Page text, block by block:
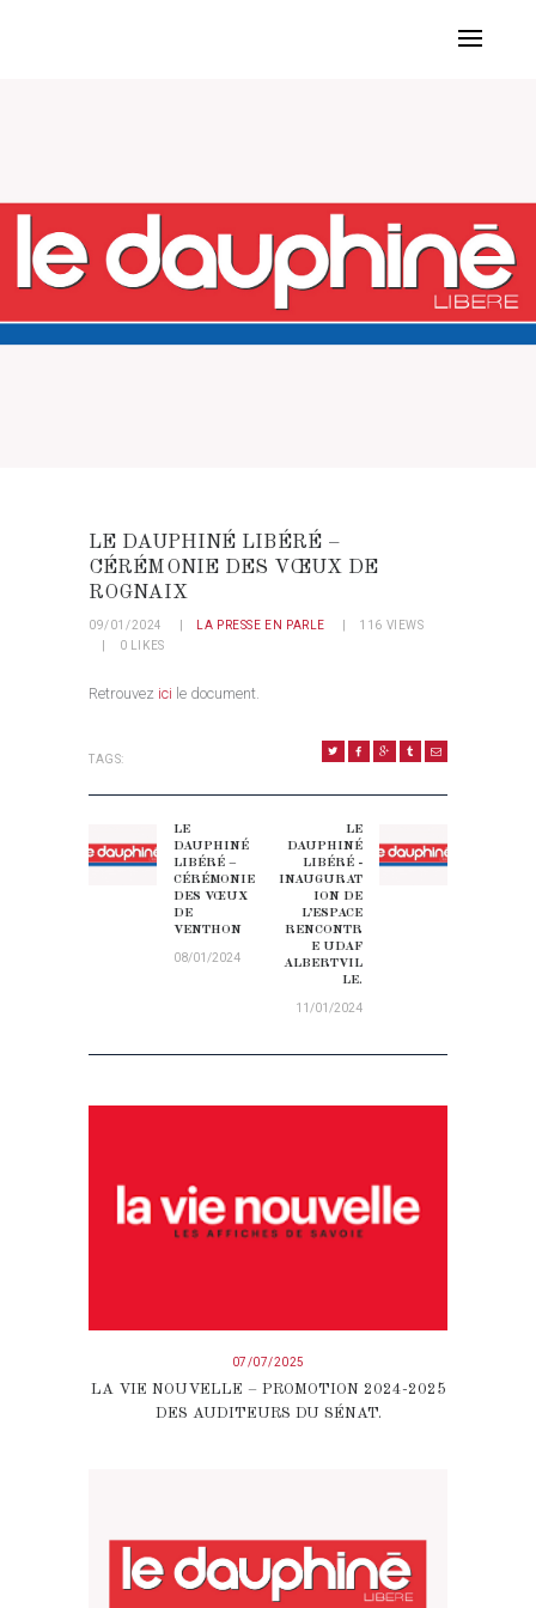
LE DAUPHINÉ LIBÉRÉ –
CÉRÉMONIE DES VŒUX DE
ROGNAIX
09/01/2024 LA PRESSE EN PARLE 116 VIEWS
0
LIKES
Retrouvez ici le document.
TAGS:
Previous post:
LE
DAUPHINÉ
LIBÉRÉ –
CÉRÉMONIE
DES VŒUX
DE
VENTHON
08/01/2024
Next post:
LE
DAUPHINÉ
LIBÉRÉ -
INAUGURAT
ION DE
L’ESPACE
RENCONTR
E UDAF
ALBERTVIL
LE.
11/01/2024
07/07/2025
LA VIE NOUVELLE – PROMOTION 2024-2025
DES AUDITEURS DU SÉNAT.